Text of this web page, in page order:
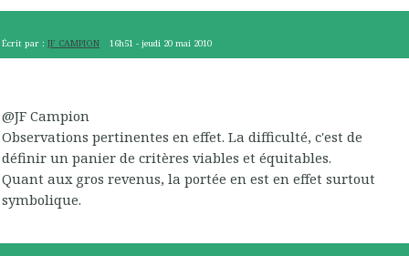
Écrit par : JF CAMPION 16h51 -jeudi 20 mai 2010
@JF Campion
Observations pertinentes en effet. La difficulté, c'est de
définir un panier de critères viables et équitables.
Quant aux gros revenus, la portée en est en effet surtout
symbolique.